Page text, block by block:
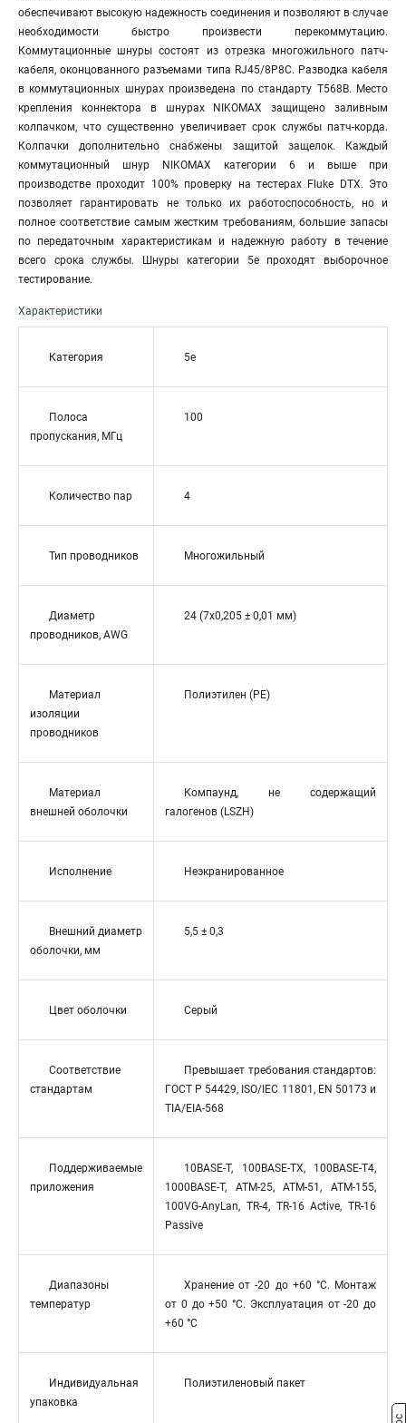
обеспечивают высокую надежность соединения и позволяют в случае
необходимости быстро произвести перекоммутацию.
Коммутационные шнуры состоят из отрезка многожильного патч-
кабеля, оконцованного разъемами типа RJ45/8P8C. Разводка кабеля
в коммутационных шнурах произведена по стандарту T568B. Место
крепления коннектора в шнурах NIKOMAX защищено заливным
колпачком, что существенно увеличивает срок службы патч-корда.
Колпачки дополнительно снабжены защитой защелок. Каждый
коммутационный шнур NIKOMAX категории 6 и выше при
производстве проходит 100% проверку на тестерах Fluke DTX. Это
позволяет гарантировать не только их работоспособность, но и
полное соответствие самым жестким требованиям, большие запасы
по передаточным характеристикам и надежную работу в течение
всего срока службы. Шнуры категории 5е проходят выборочное
тестирование.
Характеристики
Категория 5e
Полоса
пропускания, МГц
100
Количество пар 4
Тип проводников Многожильный
Диаметр
проводников, AWG
24 (7x0,205 ± 0,01 мм)
Материал
изоляции
проводников
Полиэтилен (PE)
Материал
внешней оболочки
Компаунд, не содержащий
галогенов (LSZH)
Исполнение Неэкранированное
Внешний диаметр
оболочки, мм
5,5 ± 0,3
Цвет оболочки Серый
Соответствие
стандартам
Превышает требования стандартов:
ГОСТ Р 54429, ISO/IEC 11801, EN 50173 и
TIA/EIA-568
Поддерживаемые
приложения
10BASE-T, 100BASE-TX, 100BASE-T4,
1000BASE-T, ATM-25, ATM-51, ATM-155,
100VG-AnyLan, TR-4, TR-16 Active, TR-16
Passive
Диапазоны
температур
Хранение от -20 до +60 °C. Монтаж
от 0 до +50 °C. Эксплуатация от -20 до
+60 °C
Индивидуальная
упаковка
Полиэтиленовый пакет